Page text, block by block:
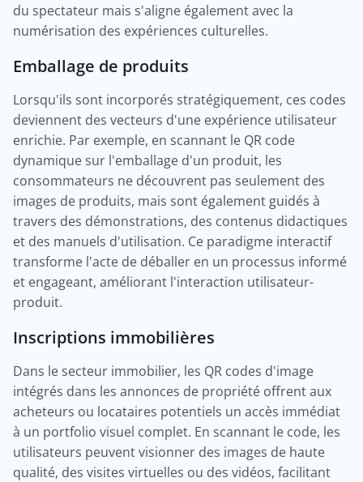
du spectateur mais s'aligne également avec la
numérisation des expériences culturelles.
Emballage de produits
Lorsqu'ils sont incorporés stratégiquement, ces codes
deviennent des vecteurs d'une expérience utilisateur
enrichie. Par exemple, en scannant le QR code
dynamique sur l'emballage d'un produit, les
consommateurs ne découvrent pas seulement des
images de produits, mais sont également guidés à
travers des démonstrations, des contenus didactiques
et des manuels d'utilisation. Ce paradigme interactif
transforme l'acte de déballer en un processus informé
et engageant, améliorant l'interaction utilisateur-
produit.
Inscriptions immobilières
Dans le secteur immobilier, les QR codes d'image
intégrés dans les annonces de propriété offrent aux
acheteurs ou locataires potentiels un accès immédiat
à un portfolio visuel complet. En scannant le code, les
utilisateurs peuvent visionner des images de haute
qualité, des visites virtuelles ou des vidéos, facilitant